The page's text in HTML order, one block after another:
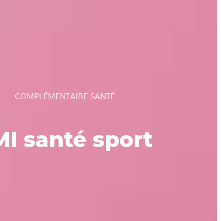
COMPLÉMENTAIRE SANTÉ
santé sport